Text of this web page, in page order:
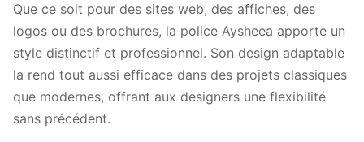
Que ce soit pour des sites web, des affiches, des
logos ou des brochures, la police Aysheea apporte un
style distinctif et professionnel. Son design adaptable
la rend tout aussi efficace dans des projets classiques
que modernes, offrant aux designers une flexibilité
sans précédent.